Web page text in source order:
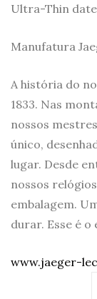
Ultra-Thin
Manufatura
A história do
1833. Nas
nossos
único,
lugar. Desde
nossos
embalagem.
durar. Esse é
www.jaeger-